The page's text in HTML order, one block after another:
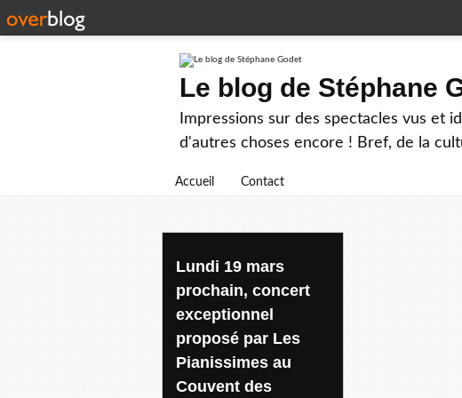
Le blog de Stéphane
Impressions sur des spectacles vus et
d'autres choses encore ! Bref, de la
Accueil Contact
Lundi 19 mars
prochain, concert
exceptionnel
proposé par Les
Pianissimes au
Couvent des